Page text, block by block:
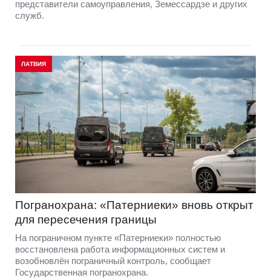
представители самоуправления, Земессардзе и других
служб.
ЛАТВИЯ
Погранохрана: «Патерниеки» вновь открыт
для пересечения границы
На пограничном пункте «Патерниеки» полностью
восстановлена работа информационных систем и
возобновлён пограничный контроль, сообщает
Государственная погранохрана.